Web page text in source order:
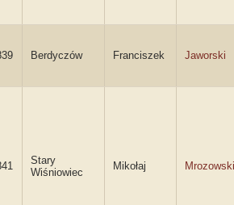
Berdyczów Franciszek Jaworski
Stary
Wiśniowiec
Mikołaj Mrozowski